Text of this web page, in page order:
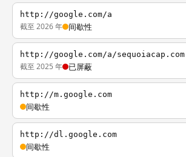
http://google.com/a
截至 2026 年 间歇性
http://google.com/a/sequoiacap.com
截至 2025 年 已屏蔽
http://m.google.com
间歇性
http://dl.google.com
间歇性